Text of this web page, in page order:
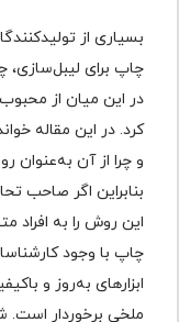
بسیاری از
چاپ برای لیبل‌سازی،
در این میان از
کرد. در این مقاله
و چرا از آن
بنابراین اگر صاحب
این روش را به
چاپ با وجود
ابزارهای به‌روز و
ملخی برخوردار است.